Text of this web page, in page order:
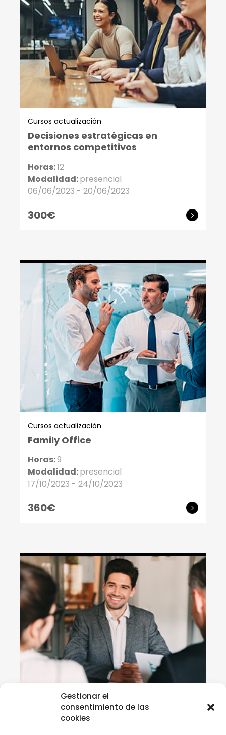
Gestionar el
consentimiento de las
cookies
Cursos actualización
Decisiones estratégicas en
entornos competitivos
Horas:12
Modalidad:presencial
06/06/2023 - 20/06/2023
300€
Cursos actualización
Family Office
Horas:9
Modalidad:presencial
17/10/2023 - 24/10/2023
360€
Cursos actualización